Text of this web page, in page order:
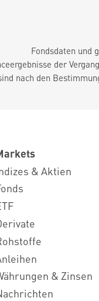
Fondsdaten und
der
nach den
& Aktien
& Zinsen